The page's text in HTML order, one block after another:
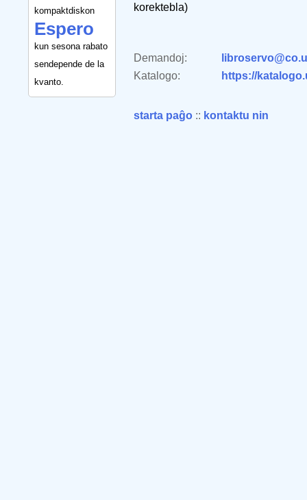
kompaktdiskon
Espero
kun sesona rabato
sendepende de la
kvanto.
korektebla)
Demandoj:
Katalogo:
https://
starta paĝo :: kontaktu nin